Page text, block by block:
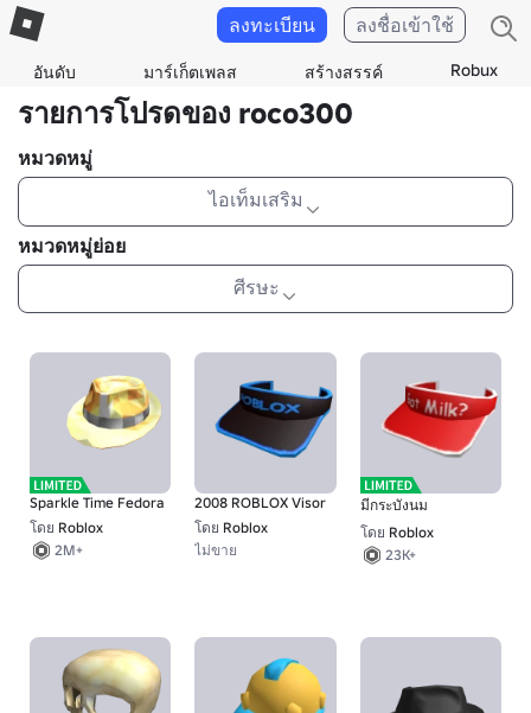
อันดับ มาร์เก็ตเพลส สร้างสรรค์ Robux
ลงทะเบียน ลงชื่อเข้าใช้
รายการโปรดของ roco300
หมวดหมู่
ไอเท็มเสริม
หมวดหมู่ย่อย
ศีรษะ
Sparkle Time Fedora
โดย Roblox
2M+
2008 ROBLOX Visor
โดย Roblox
ไม่ขาย
มีกระบังนม
โดย Roblox
23K+